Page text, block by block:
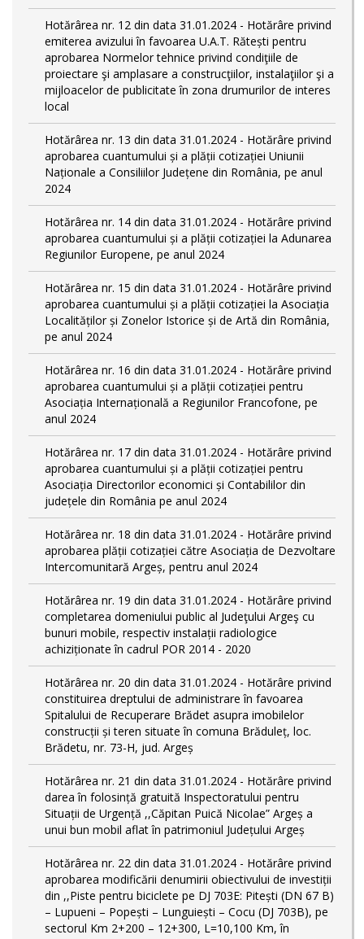
Hotărârea nr. 12 din data 31.01.2024 - Hotărâre privind
emiterea avizului în favoarea U.A.T. Rătești pentru
aprobarea Normelor tehnice privind condiţiile de
proiectare şi amplasare a construcţiilor, instalaţiilor şi a
mijloacelor de publicitate în zona drumurilor de interes
local
Hotărârea nr. 13 din data 31.01.2024 - Hotărâre privind
aprobarea cuantumului și a plății cotizației Uniunii
Naționale a Consiliilor Județene din România, pe anul
2024
Hotărârea nr. 14 din data 31.01.2024 - Hotărâre privind
aprobarea cuantumului și a plății cotizației la Adunarea
Regiunilor Europene, pe anul 2024
Hotărârea nr. 15 din data 31.01.2024 - Hotărâre privind
aprobarea cuantumului și a plății cotizației la Asociația
Localităților și Zonelor Istorice și de Artă din România,
pe anul 2024
Hotărârea nr. 16 din data 31.01.2024 - Hotărâre privind
aprobarea cuantumului și a plății cotizației pentru
Asociația Internațională a Regiunilor Francofone, pe
anul 2024
Hotărârea nr. 17 din data 31.01.2024 - Hotărâre privind
aprobarea cuantumului și a plății cotizației pentru
Asociația Directorilor economici și Contabililor din
județele din România pe anul 2024
Hotărârea nr. 18 din data 31.01.2024 - Hotărâre privind
aprobarea plății cotizației către Asociația de Dezvoltare
Intercomunitară Argeș, pentru anul 2024
Hotărârea nr. 19 din data 31.01.2024 - Hotărâre privind
completarea domeniului public al Judeţului Argeş cu
bunuri mobile, respectiv instalații radiologice
achiziționate în cadrul POR 2014 - 2020
Hotărârea nr. 20 din data 31.01.2024 - Hotărâre privind
constituirea dreptului de administrare în favoarea
Spitalului de Recuperare Brădet asupra imobilelor
construcții și teren situate în comuna Brăduleț, loc.
Brădetu, nr. 73-H, jud. Argeș
Hotărârea nr. 21 din data 31.01.2024 - Hotărâre privind
darea în folosință gratuită Inspectoratului pentru
Situații de Urgență ,,Căpitan Puică Nicolae” Argeș a
unui bun mobil aflat în patrimoniul Județului Argeș
Hotărârea nr. 22 din data 31.01.2024 - Hotărâre privind
aprobarea modificării denumirii obiectivului de investiții
din ,,Piste pentru biciclete pe DJ 703E: Pitești (DN 67 B)
– Lupueni – Popești – Lunguiești – Cocu (DJ 703B), pe
sectorul Km 2+200 – 12+300, L=10,100 Km, în